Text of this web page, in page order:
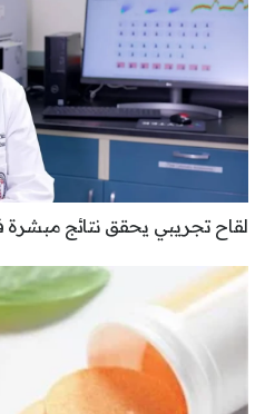
لقاح تجريبي يحقق نتائج مبشرة